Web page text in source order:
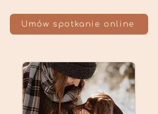
Umów spotkanie online